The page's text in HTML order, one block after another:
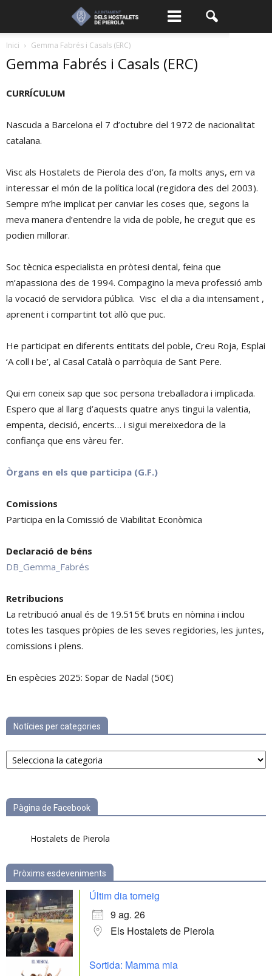
Inici Gemma Fabrés i Casals (ERC)
Gemma Fabrés i Casals (ERC)
CURRÍCULUM
Nascuda a Barcelona el 7 d’octubre del 1972 de nacionalitat
catalana.
Visc als Hostalets de Pierola des d’on, fa molts anys, em va
interessar el món de la política local (regidora des del 2003).
Sempre m’he implicat per canviar les coses que, segons la
meva manera d’entendre la vida de poble, he cregut que es
podien millorar.
Soc tècnica especialista en pròtesi dental, feina que
m’apassiona des de 1994. Compagino la meva professió amb
la vocació de servidora pública. Visc el dia a dia intensament ,
aprenent i compartint tot allò que puc.
He participat en diferents entitats del poble, Creu Roja, Esplai
‘A coll i be’, al Casal Català o parròquia de Sant Pere.
Qui em coneix sap que soc persona treballadora i implicada.
Espero que al llarg d’aquests quatre anys tingui la valentia,
empenta, decisió, encerts… i sigui mereixedora de la
confiança que ens vàreu fer.
Òrgans en els que participa (G.F.)
Comissions
Participa en la Comissió de Viabilitat Econòmica
Declaració de béns
DB_Gemma_Fabrés
Retribucions
La retribució anual és de 19.515€ bruts en nòmina i inclou
totes les tasques pròpies de les seves regidories, les juntes,
comissions i plens.
En espècies 2025: Sopar de Nadal (50€)
Notícies per categories
Notícies
per
Pàgina de Facebook
Hostalets de Pierola
Pròxims esdeveniments
Últim dia torneig
9 ag. 26
Els Hostalets de Pierola
Sortida: Mamma mia